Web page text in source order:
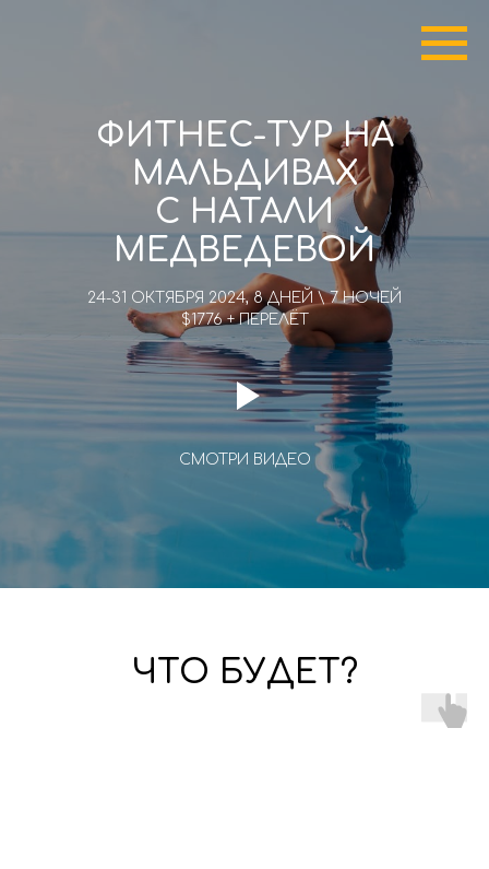
ФИТНЕС-ТУР НА
МАЛЬДИВАХ
С НАТАЛИ
МЕДВЕДЕВОЙ
24-31 ОКТЯБРЯ 2024, 8 ДНЕЙ \ 7 НОЧЕЙ
$1776 + ПЕРЕЛЁТ
СМОТРИ ВИДЕО
ЧТО БУДЕТ?